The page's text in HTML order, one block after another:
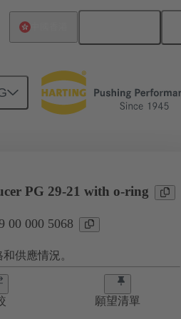
PG 29-21 with o-ring
00 000 5068
供應情況。
願望清單